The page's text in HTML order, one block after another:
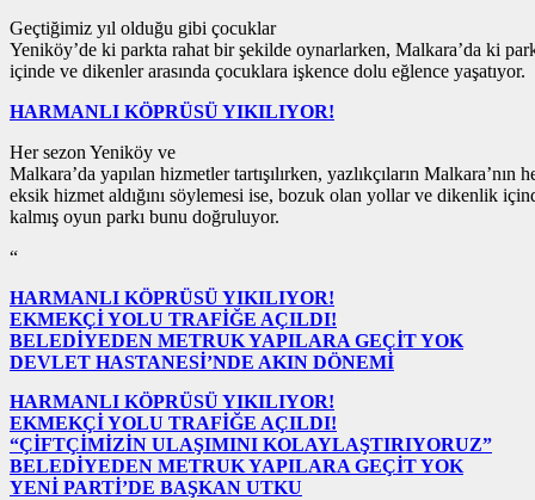
Geçtiğimiz yıl olduğu gibi çocuklar
Yeniköy’de ki parkta rahat bir şekilde oynarlarken, Malkara’da ki
içinde ve dikenler arasında çocuklara işkence dolu eğlence yaşatıyor.
HARMANLI KÖPRÜSÜ YIKILIYOR!
Her sezon Yeniköy ve
Malkara’da yapılan hizmetler tartışılırken, yazlıkçıların Malkara’nın
eksik hizmet aldığını söylemesi ise, bozuk olan yollar ve dikenlik
kalmış oyun parkı bunu doğruluyor.
“
HARMANLI KÖPRÜSÜ YIKILIYOR!
EKMEKÇİ YOLU TRAFİĞE AÇILDI!
BELEDİYEDEN METRUK YAPILARA GEÇİT YOK
DEVLET HASTANESİ’NDE AKIN DÖNEMİ
HARMANLI KÖPRÜSÜ YIKILIYOR!
EKMEKÇİ YOLU TRAFİĞE AÇILDI!
“ÇİFTÇİMİZİN ULAŞIMINI KOLAYLAŞTIRIYORUZ”
BELEDİYEDEN METRUK YAPILARA GEÇİT YOK
YENİ PARTİ’DE BAŞKAN UTKU